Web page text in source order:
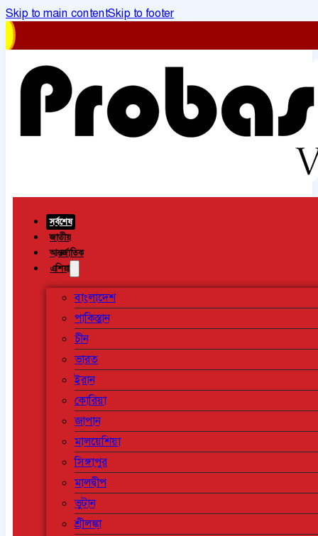
Skip to main contentSkip to footer
সর্বশেষ
জাতীয়
আন্তর্জাতিক
এশিয়া
বাংলাদেশ
পাকিস্তান
চীন
ভারত
ইরান
কোরিয়া
জাপান
মালয়েশিয়া
সিঙ্গাপুর
মালদ্বীপ
ভুটান
শ্রীলঙ্কা